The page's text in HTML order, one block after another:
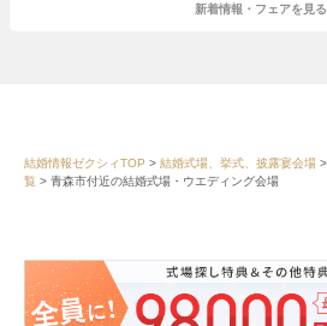
新着情報・フェアを見る
結婚情報ゼクシィTOP 結婚式場、挙式、披露宴会場
覧
青森市付近の結婚式場・ウエディング会場